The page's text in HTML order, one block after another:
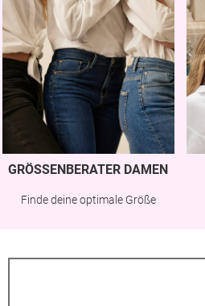
GRÖSSENBERATER DAMEN
Finde deine optimale Größe